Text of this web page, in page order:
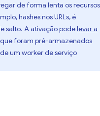
de forma lenta os recursos
hashes nos URLs, é
salto. A ativação podelevar a
foram pré-armazenados
um worker de serviço